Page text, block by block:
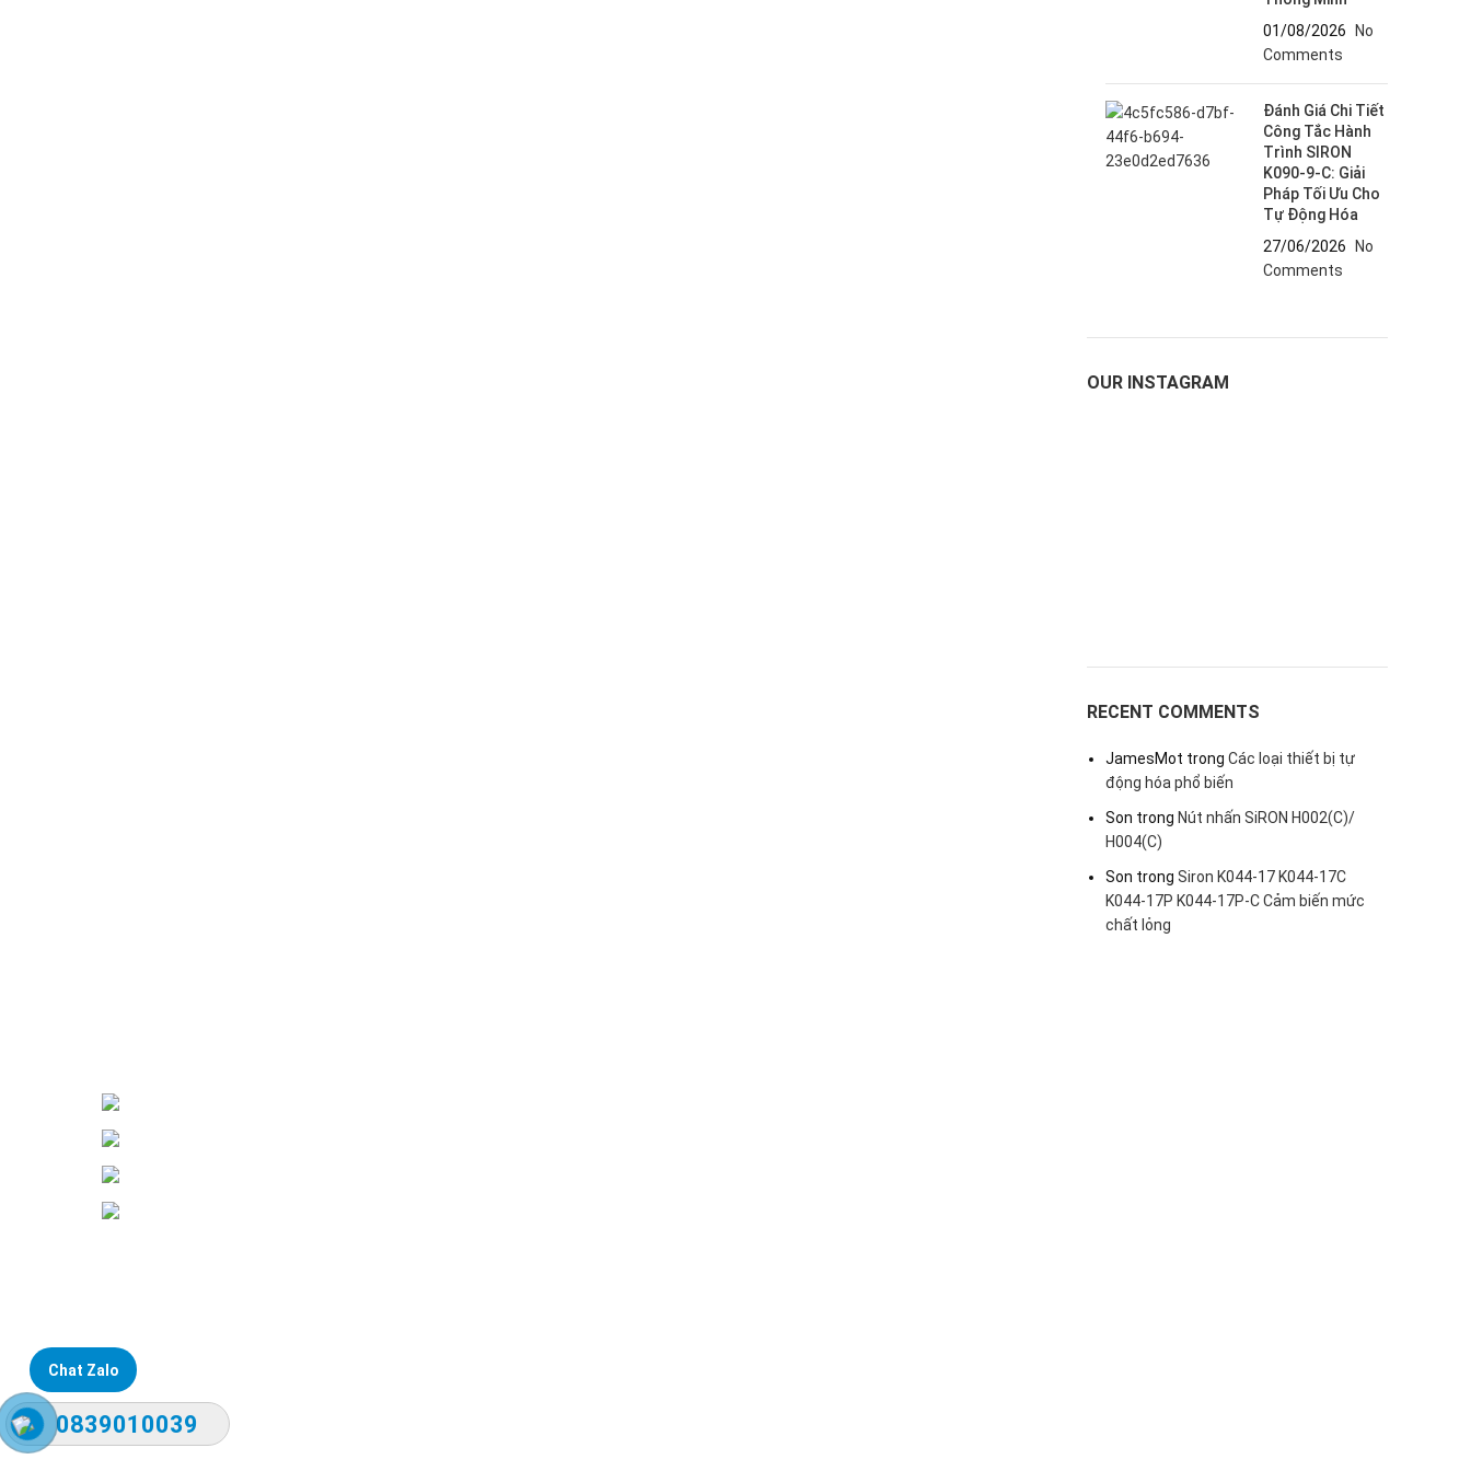
01/08/2026
No
Comments
Đánh Giá Chi Tiết
Công Tắc Hành
Trình SIRON
K090-9-C: Giải
Pháp Tối Ưu Cho
Tự Động Hóa
27/06/2026
No
Comments
OUR INSTAGRAM
RECENT COMMENTS
JamesMot trong Các loại thiết bị tự
động hóa phổ biến
Son trong Nút nhấn SiRON H002(C)/
H004(C)
Son trong Siron K044-17 K044-17C
K044-17P K044-17P-C Cảm biến mức
chất lỏng
Chat Zalo
0839010039